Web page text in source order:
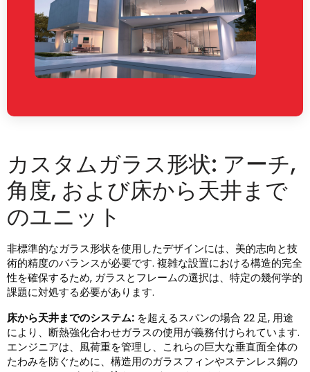
カスタムガラス形状: アーチ,
角度, および床から天井まで
のユニット
非標準的なガラス形状を使用したデザインには、美的志向と技
術的精度のバランスが必要です. 複雑な設置における構造的完全
性を確保するため, ガラスとフレームの選択は、特定の幾何学的
課題に対処する必要があります.
床から天井までのシステム: を超えるスパンの場合 22 足, 用途
により、断熱強化合わせガラスの使用が義務付けられています.
エンジニアは、風荷重を管理し、これらの巨大な垂直面全体の
たわみを防ぐために、構造用のガラスフィンやステンレス鋼の